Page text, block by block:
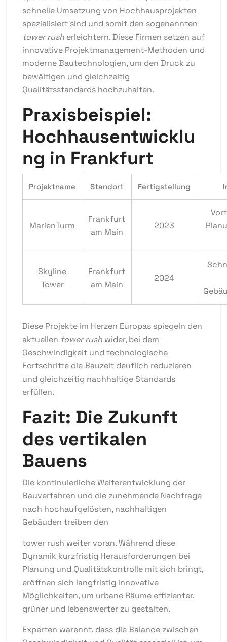
schnelle Umsetzung von Hochhausprojekten
spezialisiert sind und somit den sogenannten
tower rush erleichtern. Diese Firmen setzen auf
innovative Projektmanagement-Methoden und
moderne Bautechnologien, um den Druck zu
bewältigen und gleichzeitig
Qualitätsstandards hochzuhalten.
Praxisbeispiel:
Hochhausentwicklu
ng in Frankfurt
Projektname Standort Fertigstellung
MarienTurm
Frankfurt
am Main
2023
Skyline
Tower
Frankfurt
am Main
2024
Diese Projekte im Herzen Europas spiegeln den
aktuellen tower rush wider, bei dem
Geschwindigkeit und technologische
Fortschritte die Bauzeit deutlich reduzieren
und gleichzeitig nachhaltige Standards
erfüllen.
Fazit: Die Zukunft
des vertikalen
Bauens
Die kontinuierliche Weiterentwicklung der
Bauverfahren und die zunehmende Nachfrage
nach hochaufgelösten, nachhaltigen
Gebäuden treiben den
tower rush weiter voran. Während diese
Dynamik kurzfristig Herausforderungen bei
Planung und Qualitätskontrolle mit sich bringt,
eröffnen sich langfristig innovative
Möglichkeiten, um urbane Räume effizienter,
grüner und lebenswerter zu gestalten.
Experten warennt, dass die Balance zwischen